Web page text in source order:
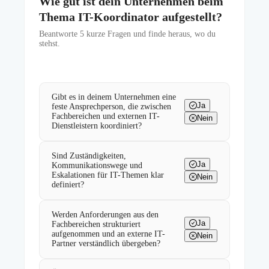
Thema IT-Koordinator aufgestellt?
Beantworte 5 kurze Fragen und finde heraus, wo du
stehst.
Gibt es in deinem Unternehmen eine
feste Ansprechperson, die zwischen
Fachbereichen und externen IT-
Dienstleistern koordiniert?
Ja
Nein
Sind Zuständigkeiten,
Kommunikationswege und
Eskalationen für IT-Themen klar
definiert?
Ja
Nein
Werden Anforderungen aus den
Fachbereichen strukturiert
aufgenommen und an externe IT-
Partner verständlich übergeben?
Ja
Nein